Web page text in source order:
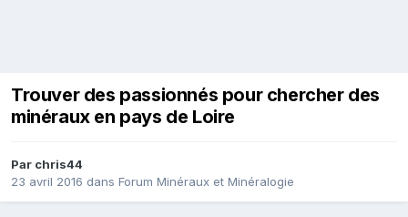
Trouver des passionnés pour chercher des
minéraux en pays de Loire
Par chris44
23 avril 2016 dans Forum Minéraux et Minéralogie